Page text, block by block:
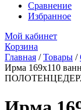
Сравнение
Избранное
Мой кабинет
Корзина
Главная /Товары /
Ирма 169х110